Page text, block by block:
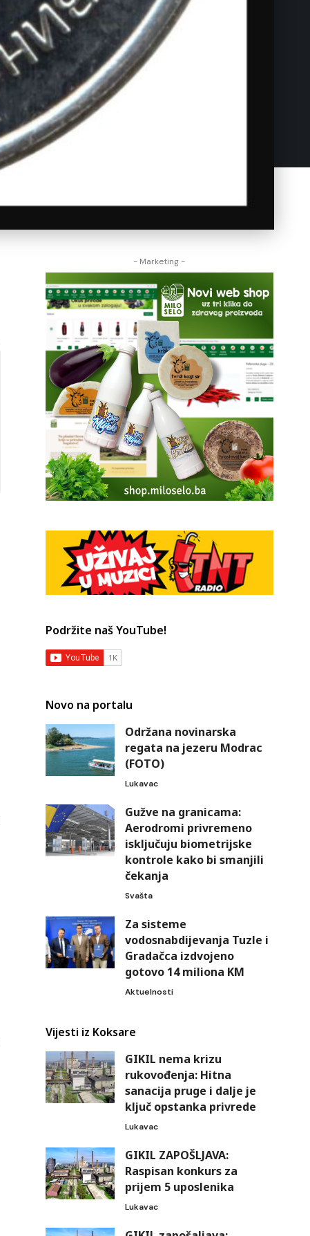
- Marketing -
Podržite naš YouTube!
Novo na portalu
Održana novinarska
regata na jezeru Modrac
(FOTO)
Lukavac
Gužve na granicama:
Aerodromi privremeno
isključuju biometrijske
kontrole kako bi smanjili
čekanja
Svašta
Za sisteme
vodosnabdijevanja Tuzle i
Gradačca izdvojeno
gotovo 14 miliona KM
Aktuelnosti
Vijesti iz Koksare
GIKIL nema krizu
rukovođenja: Hitna
sanacija pruge i dalje je
ključ opstanka privrede
Lukavac
GIKIL ZAPOŠLJAVA:
Raspisan konkurs za
prijem 5 uposlenika
Lukavac